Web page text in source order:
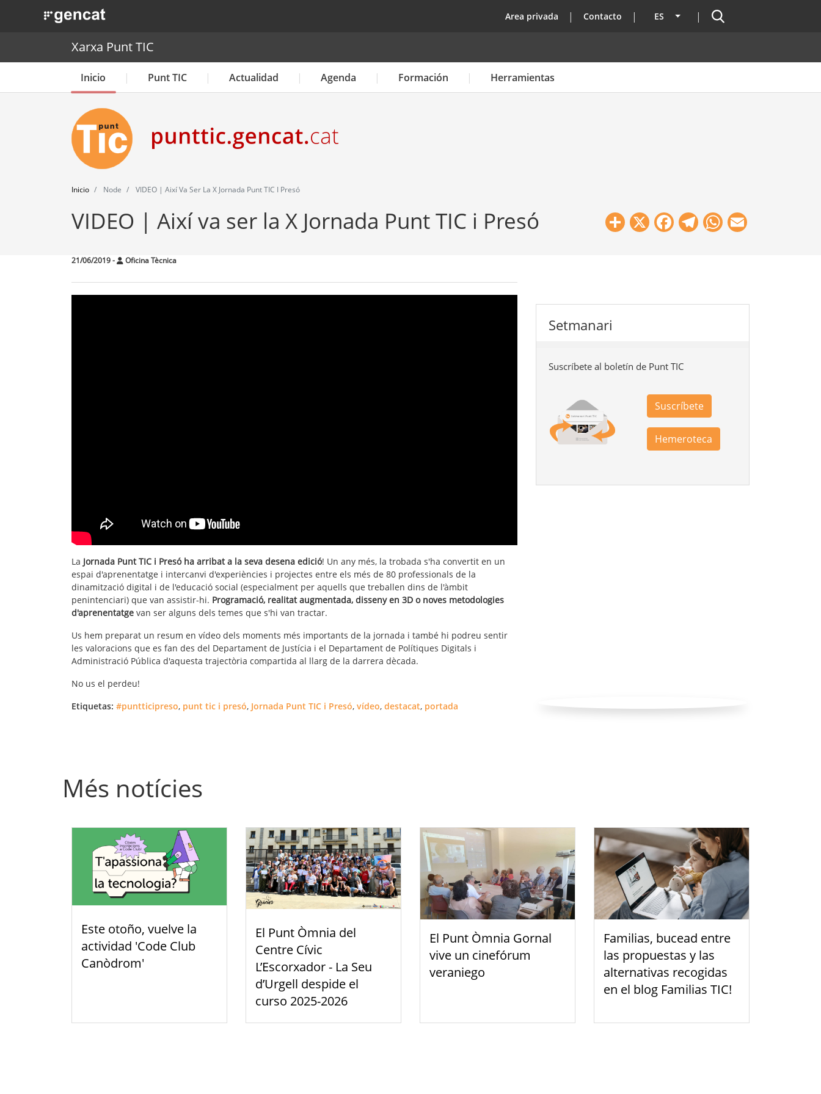
. Obre en una nova finestra. top
Area privada Contacto ES Lista adicional de acciones
Buscador
Xarxa Punt TIC
Inicio Punt TIC Actualidad Agenda Formación Herramientas
Inicio Node VIDEO | Així Va Ser La X Jornada Punt TIC I Presó
VIDEO | Així va ser la X Jornada Punt TIC i Presó Share
X Facebook
Telegram
WhatsApp
21/06/2019- Oficina Tècnica
La Jornada Punt TIC i Presó ha arribat a la seva desena edició! Un any més, la trobada s'ha convertit en un
espai d'aprenentatge i intercanvi d'experiències i projectes entre els més de 80 professionals de la
dinamització digital i de l'educació social (especialment per aquells que treballen dins de l'àmbit
penintenciari) que van assistir-hi. Programació, realitat augmentada, disseny en 3D o noves metodologies
d'aprenentatge van ser alguns dels temes que s'hi van tractar.
Us hem preparat un resum en vídeo dels moments més importants de la jornada i també hi podreu sentir
les valoracions que es fan des del Departament de Justícia i el Departament de Polítiques Digitals i
Administració Pública d'aquesta trajectòria compartida al llarg de la darrera dècada.
No us el perdeu!
Etiquetas: #puntticipreso, punt tic i presó, Jornada Punt TIC i Presó, vídeo, destacat, portada
Setmanari
Suscríbete al boletín de Punt TIC
Suscríbete
Hemeroteca
Més notícies
Este otoño, vuelve la
actividad 'Code Club
Canòdrom'
El Punt Òmnia del
Centre Cívic
L’Escorxador - La Seu
d’Urgell despide el
curso 2025-2026
El Punt Òmnia Gornal
vive un cinefórum
veraniego
Familias, bucead entre
las propuestas y las
alternativas recogidas
en el blog Familias TIC!